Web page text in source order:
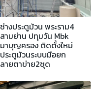
ช่างประตูม้วน พระราม4
สามย่าน ปทุมวัน Mbk
มาบุญครอง ติดตั้งใหม่
ประตูม้วนระบบมือยก
ลายตาข่าย2ชุด